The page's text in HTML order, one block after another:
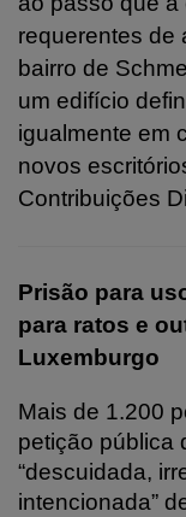
requerentes de
bairro de
um edifício
igualmente em
novos
Contribuições
Prisão para
para ratos e
Luxemburgo
Mais de 1.200
petição pública
“descuidada,
intencionada”